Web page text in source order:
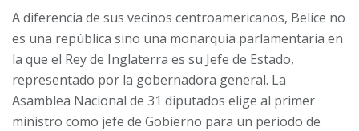
A diferencia de sus vecinos centroamericanos, Belice no
es una república sino una monarquía parlamentaria en
la que el Rey de Inglaterra es su Jefe de Estado,
representado por la gobernadora general. La
Asamblea Nacional de 31 diputados elige al primer
ministro como jefe de Gobierno para un periodo de